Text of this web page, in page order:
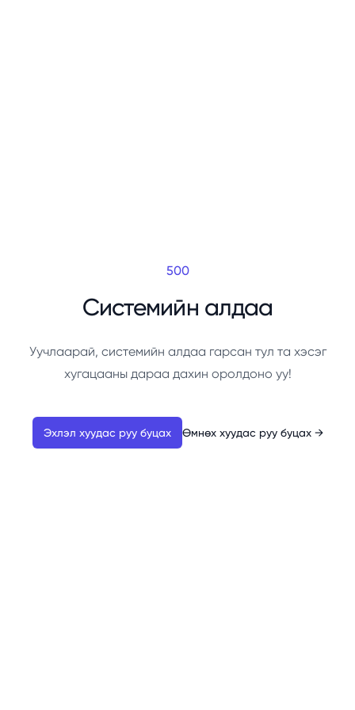
500
Системийн алдаа
Уучлаарай, системийн алдаа гарсан тул та хэсэг
хугацааны дараа дахин оролдоно уу!
Эхлэл хуудас руу буцах Өмнөх хуудас руу буцах →